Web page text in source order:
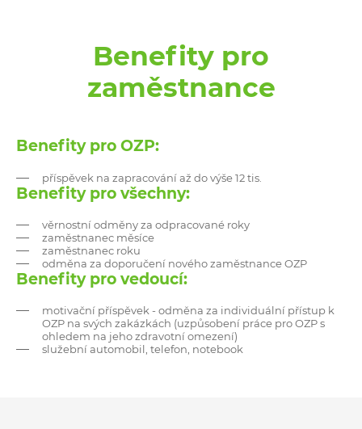
Benefity pro
zaměstnance
Benefity pro OZP:
příspěvek na zapracování až do výše 12 tis.
Benefity pro všechny:
věrnostní odměny za odpracované roky
zaměstnanec měsíce
zaměstnanec roku
odměna za doporučení nového zaměstnance OZP
Benefity pro vedoucí:
motivační příspěvek - odměna za individuální přístup k
OZP na svých zakázkách (uzpůsobení práce pro OZP s
ohledem na jeho zdravotní omezení)
služební automobil, telefon, notebook